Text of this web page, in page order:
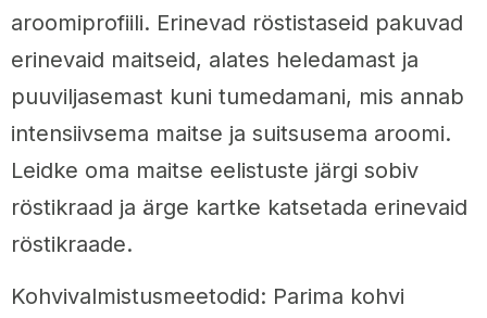
aroomiprofiili. Erinevad röstistaseid pakuvad
erinevaid maitseid, alates heledamast ja
puuviljasemast kuni tumedamani, mis annab
intensiivsema maitse ja suitsusema aroomi.
Leidke oma maitse eelistuste järgi sobiv
röstikraad ja ärge kartke katsetada erinevaid
röstikraade.
Kohvivalmistusmeetodid: Parima kohvi